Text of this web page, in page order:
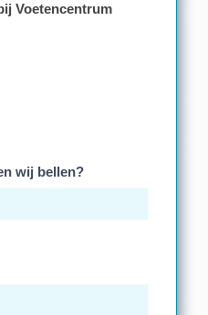
Voetencentrum
wij bellen?